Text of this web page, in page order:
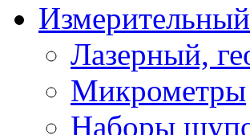
Лазерный,
Микрометры
Наборы